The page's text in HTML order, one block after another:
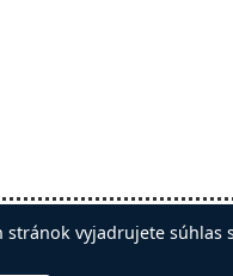
vyjadrujete